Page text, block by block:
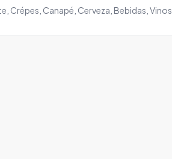
Crépes, Canapé, Cerveza, Bebidas, Vinos.